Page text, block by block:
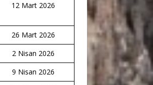
12 Mart 2026
26 Mart 2026
2 Nisan 2026
9 Nisan 2026